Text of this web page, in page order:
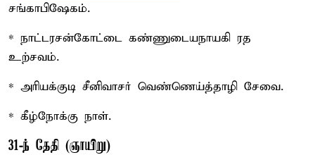
சங்காபிஷேகம்.
* நாட்டரசன்கோட்டை கண்ணுடையநாயகி ரத
உற்சவம்.
* அரியக்குடி சீனிவாசர் வெண்ணெய்த்தாழி சேவை.
* கீழ்நோக்கு நாள்.
31-ந் தேதி (ஞாயிறு)